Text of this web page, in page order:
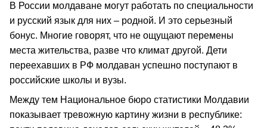
В России молдаване могут работать по специальности
и русский язык для них – родной. И это серьезный
бонус. Многие говорят, что не ощущают перемены
места жительства, разве что климат другой. Дети
переехавших в РФ молдаван успешно поступают в
российские школы и вузы.
Между тем Национальное бюро статистики Молдавии
показывает тревожную картину жизни в республике: